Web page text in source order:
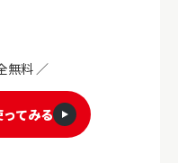
無料 ／
てみる